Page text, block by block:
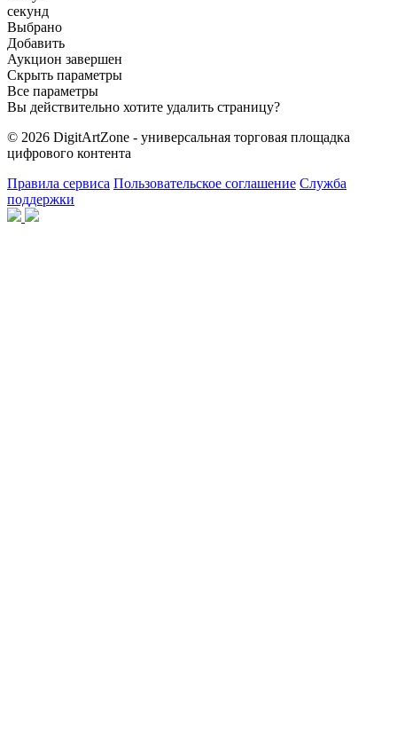
секунд
Выбрано
Добавить
Аукцион завершен
Скрыть параметры
Все параметры
Вы действительно хотите удалить страницу?
© 2026 DigitArtZone - универсальная торговая площадка
цифрового контента
Правила сервиса Пользовательское соглашение Служба
поддержки